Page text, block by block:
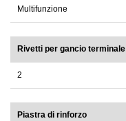
Multifunzione
Rivetti per gancio terminale
2
Piastra di rinforzo